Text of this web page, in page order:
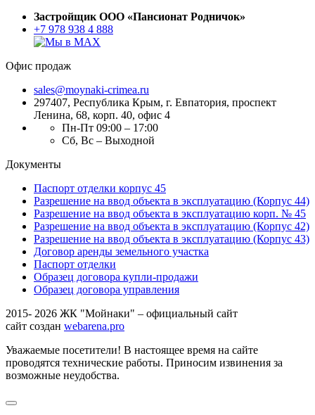
Застройщик ООО «Пансионат Родничок»
+7 978 938 4 888
Офис продаж
sales@moynaki-crimea.ru
297407, Республика Крым, г. Евпатория, проспект
Ленина, 68, корп. 40, офис 4
Пн-Пт 09:00 – 17:00
Сб, Вс – Выходной
Документы
Паспорт отделки корпус 45
Разрешение на ввод объекта в эксплуатацию (Корпус 44)
Разрешение на ввод объекта в эксплуатацию корп. № 45
Разрешение на ввод объекта в эксплуатацию (Корпус 42)
Разрешение на ввод объекта в эксплуатацию (Корпус 43)
Договор аренды земельного участка
Паспорт отделки
Образец договора купли-продажи
Образец договора управления
2015- 2026 ЖК "Мойнаки" – официальный сайт
сайт создан webarena.pro
Уважаемые посетители! В настоящее время на сайте
проводятся технические работы. Приносим извинения за
возможные неудобства.